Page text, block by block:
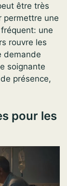
être très
permettre une
une
rouvre les
demande
soignante
présence,
pour les